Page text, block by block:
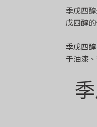
季戊四
戊四醇
季戊四
于油漆